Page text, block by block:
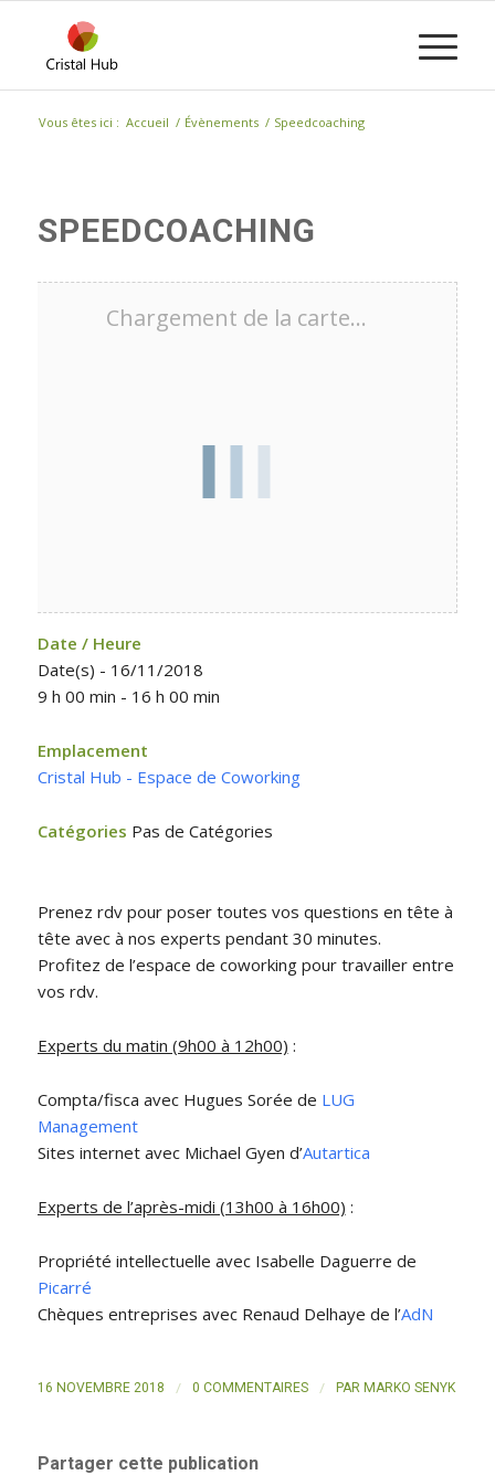
Vous êtes ici : Accueil / Évènements / Speedcoaching
SPEEDCOACHING
Chargement de la carte…
Date / Heure
Date(s) - 16/11/2018
9 h 00 min - 16 h 00 min
Emplacement
Cristal Hub - Espace de Coworking
Catégories Pas de Catégories
Prenez rdv pour poser toutes vos questions en tête à
tête avec à nos experts pendant 30 minutes.
Profitez de l’espace de coworking pour travailler entre
vos rdv.
Experts du matin (9h00 à 12h00) :
Compta/fisca avec Hugues Sorée de LUG
Management
Sites internet avec Michael Gyen d’Autartica
Experts de l’après-midi (13h00 à 16h00) :
Propriété intellectuelle avec Isabelle Daguerre de
Picarré
Chèques entreprises avec Renaud Delhaye de l’AdN
16 NOVEMBRE 2018 / 0 COMMENTAIRES / PAR MARKO SENYK
Partager cette publication